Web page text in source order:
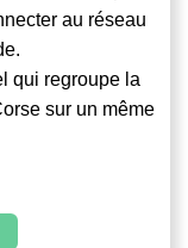
au réseau
qui regroupe la
sur un même